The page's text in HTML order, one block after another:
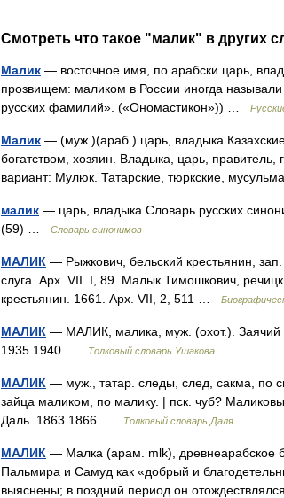
Смотреть что такое "малик" в других
Малик — восточное имя, по арабски царь,
прозвищем: маликом в России иногда
русских фамилий». («Ономастикон»)) …
Малик — (муж.)(араб.) царь, владыка
богатством, хозяин. Владыка, царь,
вариант: Мулюк. Татарские, тюркские,
малик — царь, владыка Словарь русских
(59) …
Словарь синонимов
МАЛИК — Рыжкович, бельский крестьянин,
слуга. Арх. VII. I, 89. Малык Тимошкович,
крестьянин. 1661. Арх. VII, 2, 511 …
МАЛИК — МАЛИК, малика, муж. (охот.). Заячий
1935 1940 …
Толковый словарь Ушакова
МАЛИК — муж., татар. следы, след, сакма, по
зайца маликом, по малику. | пск. чуб?
Даль. 1863 1866 …
Толковый словарь Даля
МАЛИК — Малка (арам. mlk), древнеарабское
Пальмира и Самуд как «добрый и
выяснены; в поздний период он